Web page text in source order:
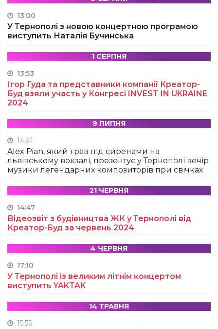
13:00
У Тернополі з новою концертною програмою
виступить Наталія Бучинська
1 СЕРПНЯ
13:53
Ігор Гуда та представники компанії Креатор-
Буд взяли участь у Конгресі INVEST IN UKRAINE
2024
9 ЛИПНЯ
14:41
Alex Pian, який грав під сиренами на
львівському вокзалі, презентує у Тернополі вечір
музики легендарних композиторів при свічках
21 ЧЕРВНЯ
14:47
Відеозвіт з будівництва ЖК у Тернополі від
Креатор-Буд за червень 2024
4 ЧЕРВНЯ
17:10
У Тернополі із великим літнім концертом
виступить YAKTAK
14 ТРАВНЯ
15:56